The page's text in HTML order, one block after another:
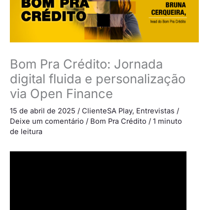
Bom Pra Crédito: Jornada
digital fluida e personalização
via Open Finance
15 de abril de 2025 / ClienteSA Play, Entrevistas /
Deixe um comentário / Bom Pra Crédito / 1 minuto
de leitura